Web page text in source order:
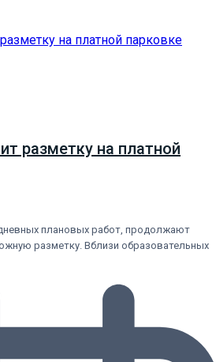
разметку на платной
плановых работ, продолжают
разметку. Вблизи образовательных